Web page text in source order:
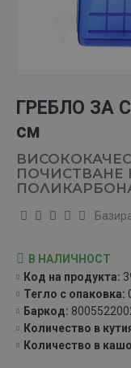
ГРЕБЛО ЗА
см
ПОЧИСТВАНЕ
В НАЛИЧНОСТ
Код на продукта:
Тегло с опаковка:
Баркод:
Количество в
Количество в